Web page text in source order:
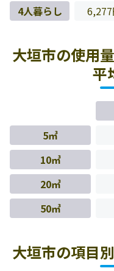
4人暮らし
大垣市の使用
平
5㎥
10㎥
20㎥
50㎥
大垣市の項目